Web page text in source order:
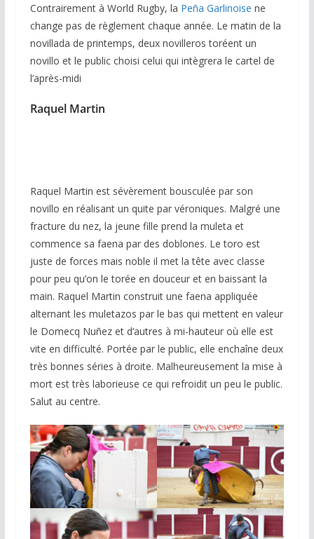
Contrairement à World Rugby, la Peña Garlinoise ne
change pas de règlement chaque année. Le matin de la
novillada de printemps, deux novilleros toréent un
novillo et le public choisi celui qui intègrera le cartel de
l’après-midi
Raquel Martin
Raquel Martin est sévèrement bousculée par son
novillo en réalisant un quite par véroniques. Malgré une
fracture du nez, la jeune fille prend la muleta et
commence sa faena par des doblones. Le toro est
juste de forces mais noble il met la tête avec classe
pour peu qu’on le torée en douceur et en baissant la
main. Raquel Martin construit une faena appliquée
alternant les muletazos par le bas qui mettent en valeur
le Domecq Nuñez et d’autres à mi-hauteur où elle est
vite en difficulté. Portée par le public, elle enchaîne deux
très bonnes séries à droite. Malheureusement la mise à
mort est très laborieuse ce qui refroidit un peu le public.
Salut au centre.